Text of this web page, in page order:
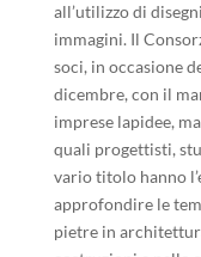
all’utilizzo di
immagini. Il
soci, in occasione
dicembre, con il
imprese lapidee,
quali progettisti,
vario titolo hanno
approfondire le
pietre in